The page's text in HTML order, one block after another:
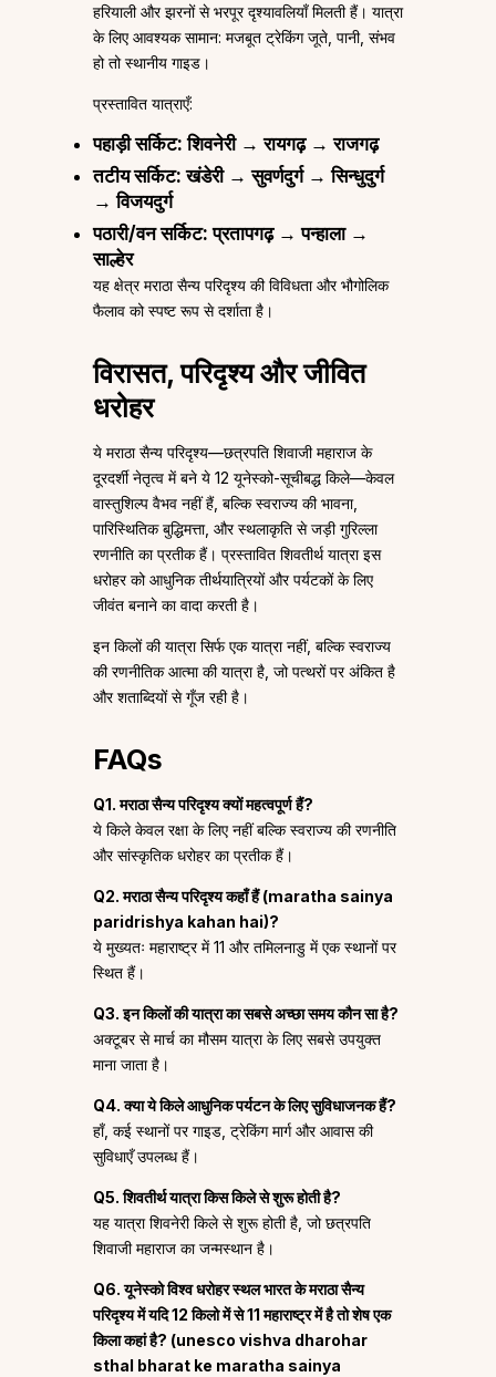
हरियाली और झरनों से भरपूर दृश्यावलियाँ मिलती हैं। यात्रा
के लिए आवश्यक सामान: मजबूत ट्रेकिंग जूते, पानी, संभव
हो तो स्थानीय गाइड।
प्रस्तावित यात्राएँ:
पहाड़ी सर्किट: शिवनेरी → रायगढ़ → राजगढ़
तटीय सर्किट: खंडेरी → सुवर्णदुर्ग → सिन्धुदुर्ग
→ विजयदुर्ग
पठारी/वन सर्किट: प्रतापगढ़ → पन्हाला →
साल्हेर
यह क्षेत्र मराठा सैन्य परिदृश्य की विविधता और भौगोलिक
फैलाव को स्पष्ट रूप से दर्शाता है।
विरासत, परिदृश्य और जीवित
धरोहर
ये मराठा सैन्य परिदृश्य—छत्रपति शिवाजी महाराज के
दूरदर्शी नेतृत्व में बने ये 12 यूनेस्को-सूचीबद्ध किले—केवल
वास्तुशिल्प वैभव नहीं हैं, बल्कि स्वराज्य की भावना,
पारिस्थितिक बुद्धिमत्ता, और स्थलाकृति से जड़ी गुरिल्ला
रणनीति का प्रतीक हैं। प्रस्तावित शिवतीर्थ यात्रा इस
धरोहर को आधुनिक तीर्थयात्रियों और पर्यटकों के लिए
जीवंत बनाने का वादा करती है।
इन किलों की यात्रा सिर्फ एक यात्रा नहीं, बल्कि स्वराज्य
की रणनीतिक आत्मा की यात्रा है, जो पत्थरों पर अंकित है
और शताब्दियों से गूँज रही है।
FAQs
Q1. मराठा सैन्य परिदृश्य क्यों महत्वपूर्ण हैं?
ये किले केवल रक्षा के लिए नहीं बल्कि स्वराज्य की रणनीति
और सांस्कृतिक धरोहर का प्रतीक हैं।
Q2. मराठा सैन्य परिदृश्य कहाँ हैं (maratha sainya
paridrishya kahan hai)?
ये मुख्यतः महाराष्ट्र में 11 और तमिलनाडु में एक स्थानों पर
स्थित हैं।
Q3. इन किलों की यात्रा का सबसे अच्छा समय कौन सा है?
अक्टूबर से मार्च का मौसम यात्रा के लिए सबसे उपयुक्त
माना जाता है।
Q4. क्या ये किले आधुनिक पर्यटन के लिए सुविधाजनक हैं?
हाँ, कई स्थानों पर गाइड, ट्रेकिंग मार्ग और आवास की
सुविधाएँ उपलब्ध हैं।
Q5. शिवतीर्थ यात्रा किस किले से शुरू होती है?
यह यात्रा शिवनेरी किले से शुरू होती है, जो छत्रपति
शिवाजी महाराज का जन्मस्थान है।
Q6.यूनेस्को विश्व धरोहर स्थल भारत के मराठा सैन्य
परिदृश्य में यदि 12 किलो में से 11 महाराष्ट्र में है तो शेष एक
किला कहां है? (unesco vishva dharohar
sthal bharat ke maratha sainya